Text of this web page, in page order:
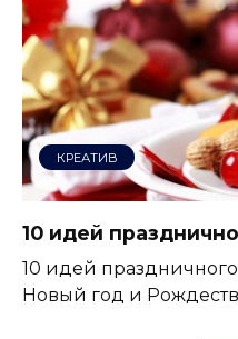
КРЕАТИВ
10 идей
10 идей
Новый год и